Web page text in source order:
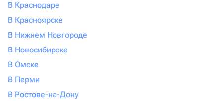
В Краснодаре
В Красноярске
В Нижнем Новгороде
В Новосибирске
В Омске
В Перми
В Ростове-на-Дону